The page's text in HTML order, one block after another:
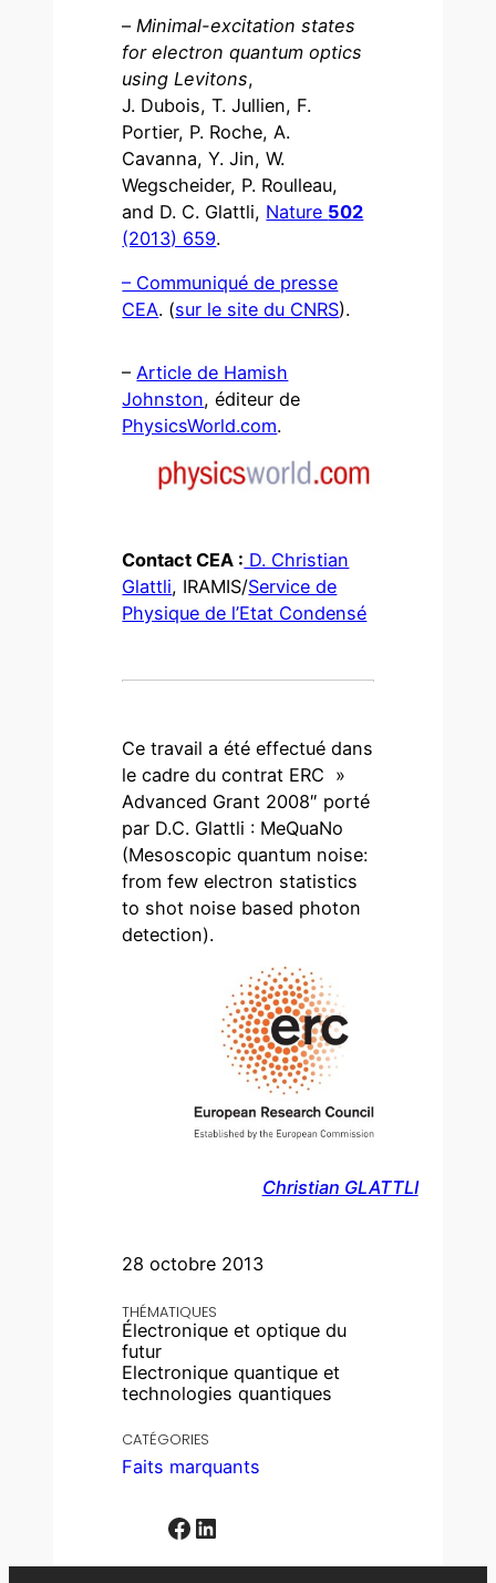
28 octobre 2013
THÉMATIQUES
Électronique et optique du
futur
Electronique quantique et
technologies quantiques
CATÉGORIES
Faits marquants
Facebook LinkedIn
– Minimal-excitation states
for electron quantum optics
using Levitons,
J. Dubois, T. Jullien, F.
Portier, P. Roche, A.
Cavanna, Y. Jin, W.
Wegscheider, P. Roulleau,
and D. C. Glattli, Nature 502
(2013) 659.
– Communiqué de presse
CEA. (sur le site du CNRS).
– Article de Hamish
Johnston, éditeur de
PhysicsWorld.com.
Contact CEA : D. Christian
Glattli, IRAMIS/Service de
Physique de l’Etat Condensé
Ce travail a été effectué dans
le cadre du contrat ERC »
Advanced Grant 2008″ porté
par D.C. Glattli : MeQuaNo
(Mesoscopic quantum noise:
from few electron statistics
to shot noise based photon
detection).
Christian GLATTLI